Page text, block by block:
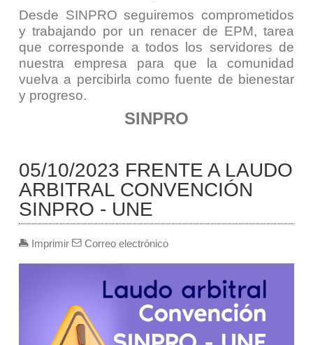
Desde SINPRO seguiremos comprometidos
y trabajando por un renacer de EPM, tarea
que corresponde a todos los servidores de
nuestra empresa para que la comunidad
vuelva a percibirla como fuente de bienestar
y progreso.
SINPRO
05/10/2023 FRENTE A LAUDO
ARBITRAL CONVENCIÓN
SINPRO - UNE
Imprimir Correo electrónico